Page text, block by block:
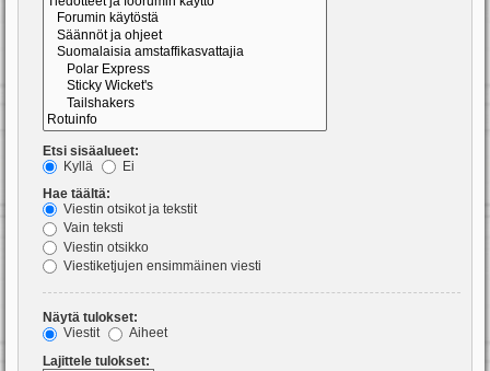
Etsi sisäalueet:
Kyllä
Ei
Hae täältä:
Viestin otsikot ja tekstit
Vain teksti
Viestin otsikko
Viestiketjujen ensimmäinen viesti
Näytä tulokset:
Viestit
Aiheet
Lajittele tulokset: